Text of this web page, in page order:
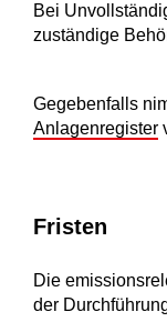
Bei
zuständige
Gegebenfalls
Anlagenregister
Fristen
Die
der